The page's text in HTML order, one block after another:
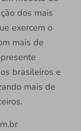
dos mais
exercem o
mais de
brasileiros e
mais de